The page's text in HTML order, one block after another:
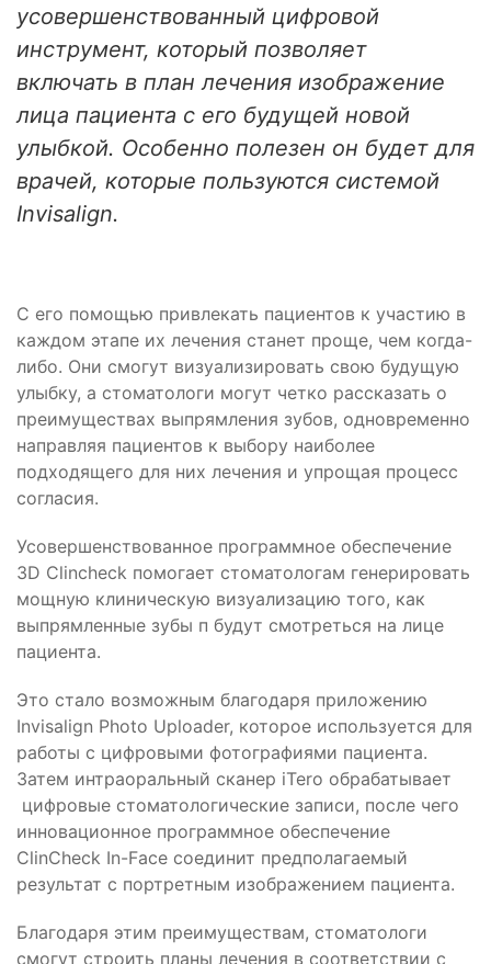
усовершенствованный цифровой
инструмент, который позволяет
включать в план лечения изображение
лица пациента с его будущей новой
улыбкой. Особенно полезен он будет для
врачей, которые пользуются системой
Invisalign.
С его помощью привлекать пациентов к участию в
каждом этапе их лечения станет проще, чем когда-
либо. Они смогут визуализировать свою будущую
улыбку, а стоматологи могут четко рассказать о
преимуществах выпрямления зубов, одновременно
направляя пациентов к выбору наиболее
подходящего для них лечения и упрощая процесс
согласия.
Усовершенствованное программное обеспечение
3D Clincheck помогает стоматологам генерировать
мощную клиническую визуализацию того, как
выпрямленные зубы п будут смотреться на лице
пациента.
Это стало возможным благодаря приложению
Invisalign Photo Uploader, которое используется для
работы с цифровыми фотографиями пациента.
Затем интраоральный сканер iTero обрабатывает
цифровые стоматологические записи, после чего
инновационное программное обеспечение
ClinCheck In-Face соединит предполагаемый
результат с портретным изображением пациента.
Благодаря этим преимуществам, стоматологи
смогут строить планы лечения в соответствии с